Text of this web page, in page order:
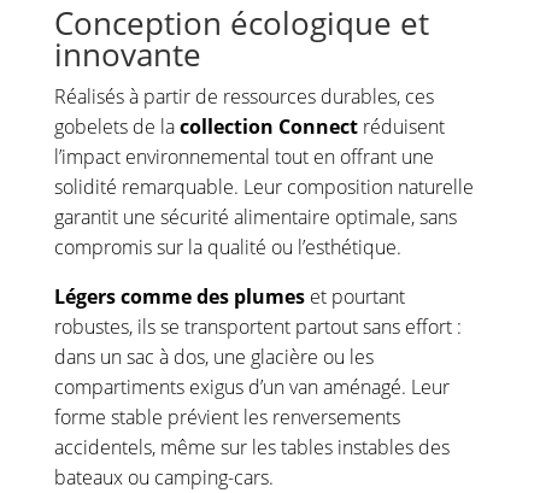
Conception écologique et
innovante
Réalisés à partir de ressources durables, ces
gobelets de lacollection Connectréduisent
l’impact environnemental tout en offrant une
solidité remarquable. Leur composition naturelle
garantit une sécurité alimentaire optimale, sans
compromis sur la qualité ou l’esthétique.
Légers comme des plumeset pourtant
robustes, ils se transportent partout sans effort :
dans un sac à dos, une glacière ou les
compartiments exigus d’un van aménagé. Leur
forme stable prévient les renversements
accidentels, même sur les tables instables des
bateaux ou camping-cars.